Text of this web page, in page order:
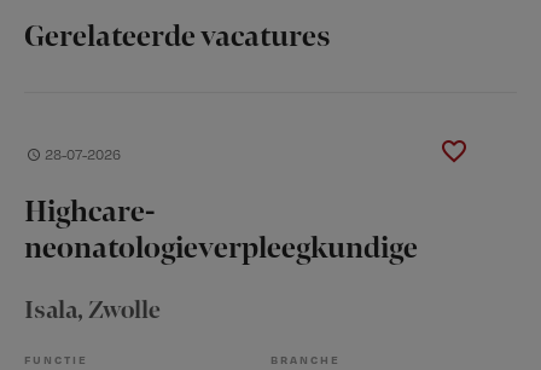
Gerelateerde vacatures
28-07-2026
Highcare-
neonatologieverpleegkundige
Isala, Zwolle
FUNCTIE BRANCHE